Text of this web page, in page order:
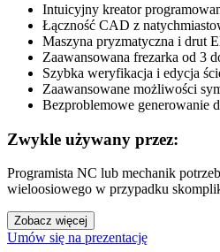
Intuicyjny kreator
Łączność CAD z
Maszyna pryzmatyczna i drut
Zaawansowana frezarka od 3
Szybka weryfikacja i edycja
Zaawansowane możliwości
Bezproblemowe generowanie
Zwykle używany przez:
Programista NC lub mechanik
wieloosiowego w przypadku
Zobacz więcej
Umów się na prezentację